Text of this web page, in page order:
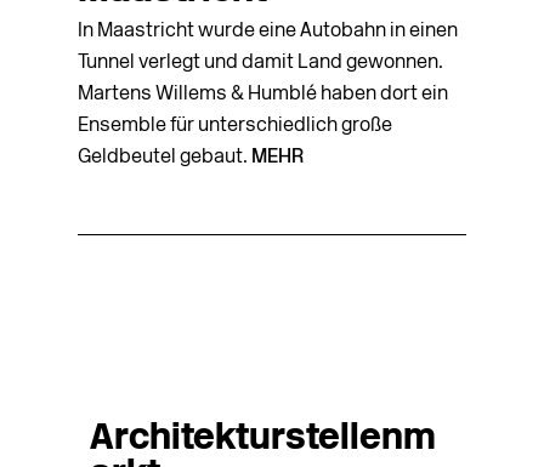
In Maastricht wurde eine Autobahn in einen
Tunnel verlegt und damit Land gewonnen.
Martens Willems & Humblé haben dort ein
Ensemble für unterschiedlich große
Geldbeutel gebaut. MEHR
Architekturstellenm